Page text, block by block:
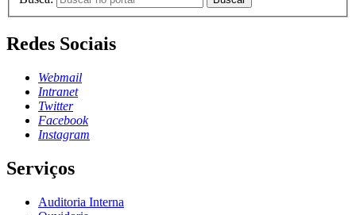
Redes Sociais
Webmail
Intranet
Twitter
Facebook
Instagram
Serviços
Auditoria Interna